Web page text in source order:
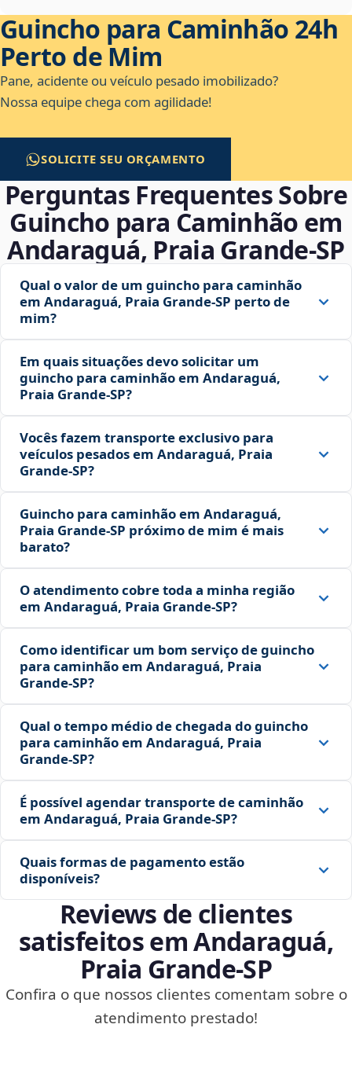
Guincho para Caminhão 24h
Perto de Mim
Pane, acidente ou veículo pesado imobilizado?
Nossa equipe chega com agilidade!
SOLICITE SEU ORÇAMENTO
Perguntas Frequentes Sobre
Guincho para Caminhão em
Andaraguá, Praia Grande‑SP
Qual o valor de um guincho para caminhão
em Andaraguá, Praia Grande‑SP perto de
mim?
Em quais situações devo solicitar um
guincho para caminhão em Andaraguá,
Praia Grande‑SP?
Vocês fazem transporte exclusivo para
veículos pesados em Andaraguá, Praia
Grande‑SP?
Guincho para caminhão em Andaraguá,
Praia Grande‑SP próximo de mim é mais
barato?
O atendimento cobre toda a minha região
em Andaraguá, Praia Grande‑SP?
Como identificar um bom serviço de guincho
para caminhão em Andaraguá, Praia
Grande‑SP?
Qual o tempo médio de chegada do guincho
para caminhão em Andaraguá, Praia
Grande‑SP?
É possível agendar transporte de caminhão
em Andaraguá, Praia Grande‑SP?
Quais formas de pagamento estão
disponíveis?
Reviews de clientes
satisfeitos em Andaraguá,
Praia Grande‑SP
Confira o que nossos clientes comentam sobre o
atendimento prestado!